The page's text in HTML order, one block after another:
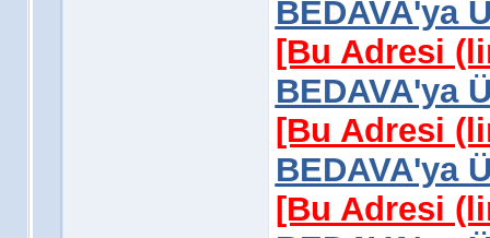
BEDAVA'ya
[Bu Adresi
BEDAVA'ya
[Bu Adresi
BEDAVA'ya
[Bu Adresi